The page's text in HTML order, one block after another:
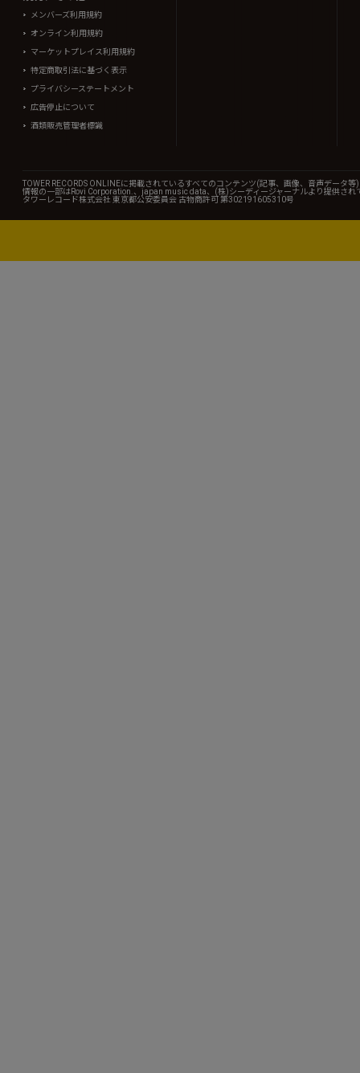
メンバーズ利用規約
オンライン利用規約
マーケットプレイス利用規約
特定商取引法に基づく表示
プライバシーステートメント
広告停止について
酒類販売管理者標識
TOWER RECORDS ONLINEに掲載されているすべてのコンテンツ(記事、画像、音声データ
情報の一部はRovi Corporation.、japan music data、(株)シーディージャーナルより提供され
タワーレコード株式会社 東京都公安委員会 古物商許可 第302191605310号